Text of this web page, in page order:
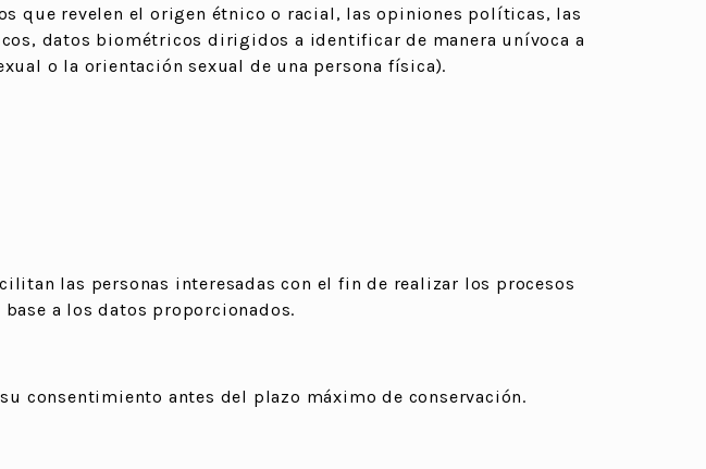
que revelen el origen étnico o racial, las opiniones políticas, las
datos biométricos dirigidos a identificar de manera unívoca a
o la orientación sexual de una persona física).
las personas interesadas con el fin de realizar los procesos
a los datos proporcionados.
consentimiento antes del plazo máximo de conservación.